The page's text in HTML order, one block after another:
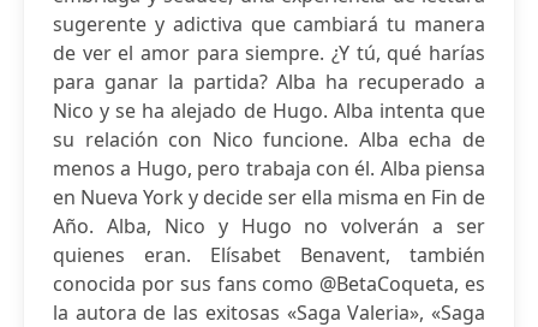
sugerente y adictiva que cambiará tu manera
de ver el amor para siempre. ¿Y tú, qué harías
para ganar la partida? Alba ha recuperado a
Nico y se ha alejado de Hugo. Alba intenta que
su relación con Nico funcione. Alba echa de
menos a Hugo, pero trabaja con él. Alba piensa
en Nueva York y decide ser ella misma en Fin de
Año. Alba, Nico y Hugo no volverán a ser
quienes eran. Elísabet Benavent, también
conocida por sus fans como @BetaCoqueta, es
la autora de las exitosas «Saga Valeria», «Saga